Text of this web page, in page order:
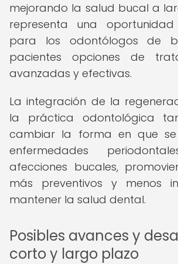
mejorando la salud bucal a
representa una oportunidad
para los odontólogos de
pacientes opciones de
avanzadas y efectivas.
La integración de la
la práctica odontológica
cambiar la forma en que
enfermedades
afecciones bucales,
más preventivos y menos
mantener la salud dental.
Posibles avances y
corto y largo plazo